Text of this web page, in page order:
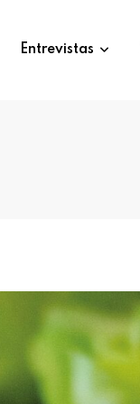
Entrevistas